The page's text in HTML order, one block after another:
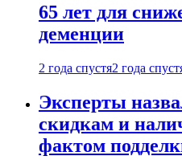
65 лет для
деменции
2 года спустя2 года
Эксперты
скидкам и
фактом